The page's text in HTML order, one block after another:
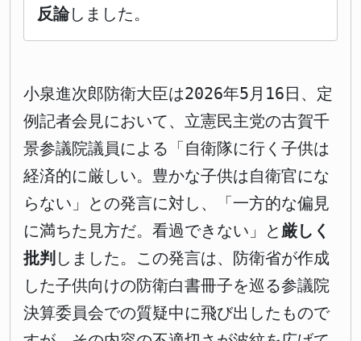
反論しました。
小泉進次郎防衛大臣は2026年5月16日、定
例記者会見において、立憲民主党の古賀千
景参議院議員による「自衛隊に行く子供は
経済的に厳しい。豊かな子供は自衛官にな
らない」との発言に対し、「一方的な偏見
に満ちた見方だ。看過できない」と 厳しく
批判 しました。この発言は、防衛省が作成
した子供向けの防衛白書冊子を巡る参議院
決算委員会での質疑中に飛び出したもので